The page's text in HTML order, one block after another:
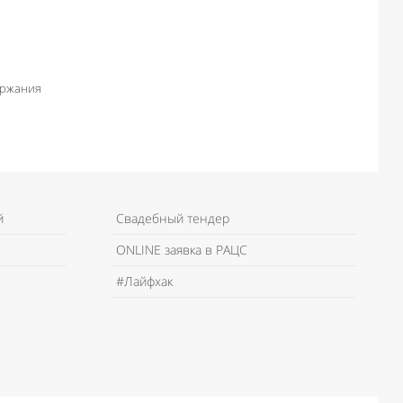
Свадебный тендер
ONLINE заявка в РАЦС
#Лайфхак